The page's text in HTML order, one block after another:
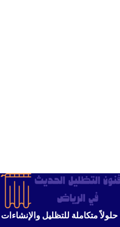
متكاملة للتظليل والإنشاءات